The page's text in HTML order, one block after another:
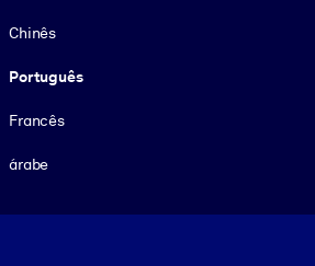
Chinês
Português
Francês
árabe